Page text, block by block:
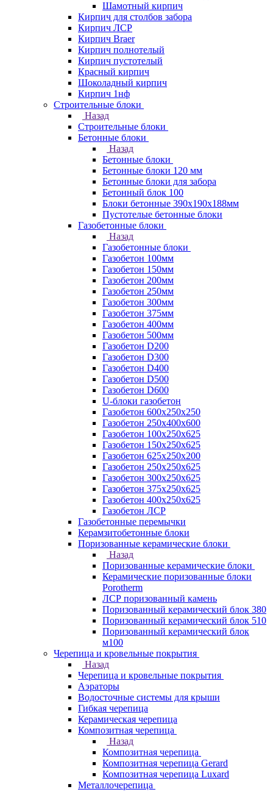
Шамотный кирпич
Кирпич для столбов забора
Кирпич ЛСР
Кирпич Braer
Кирпич полнотелый
Кирпич пустотелый
Красный кирпич
Шоколадный кирпич
Кирпич 1нф
Строительные блоки
Назад
Строительные блоки
Бетонные блоки
Назад
Бетонные блоки
Бетонные блоки 120 мм
Бетонные блоки для забора
Бетонный блок 100
Блоки бетонные 390х190х188мм
Пустотелые бетонные блоки
Газобетонные блоки
Назад
Газобетонные блоки
Газобетон 100мм
Газобетон 150мм
Газобетон 200мм
Газобетон 250мм
Газобетон 300мм
Газобетон 375мм
Газобетон 400мм
Газобетон 500мм
Газобетон D200
Газобетон D300
Газобетон D400
Газобетон D500
Газобетон D600
U-блоки газобетон
Газобетон 600x250x250
Газобетон 250x400x600
Газобетон 100х250х625
Газобетон 150х250х625
Газобетон 625х250х200
Газобетон 250х250х625
Газобетон 300х250х625
Газобетон 375х250х625
Газобетон 400х250х625
Газобетон ЛСР
Газобетонные перемычки
Керамзитобетонные блоки
Поризованные керамические блоки
Назад
Поризованные керамические блоки
Керамические поризованные блоки
Porotherm
ЛСР поризованный камень
Поризованный керамический блок 380
Поризованный керамический блок 510
Поризованный керамический блок
м100
Черепица и кровельные покрытия
Назад
Черепица и кровельные покрытия
Аэраторы
Водосточные системы для крыши
Гибкая черепица
Керамическая черепица
Композитная черепица
Назад
Композитная черепица
Композитная черепица Gerard
Композитная черепица Luxard
Металлочерепица